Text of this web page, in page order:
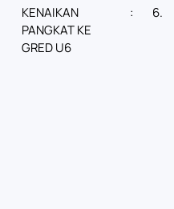
KENAIKAN
PANGKAT KE
GRED U6
: 6.